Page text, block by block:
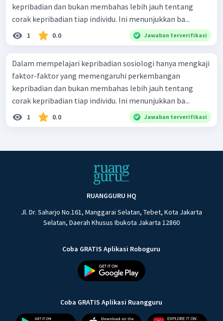
kepribadian dan bukan membahas lebih jauh tentang
corak kepribadian tiap individu. Ini menunjukkan ba...
1 0.0 Jawaban terverifikasi
Dalam mempelajari kepribadian sosiologi hanya mengkaji
faktor-faktor yang memengaruhi perkembangan
kepribadian dan bukan membahas lebih jauh tentang
corak kepribadian tiap individu. Ini menunjukkan ba...
1 0.0 Jawaban terverifikasi
RUANGGURU HQ
Jl. Dr. Saharjo No.161, Manggarai Selatan, Tebet, Kota Jakarta
Selatan, Daerah Khusus Ibukota Jakarta 12860
Coba GRATIS Aplikasi Roboguru
Coba GRATIS Aplikasi Ruangguru